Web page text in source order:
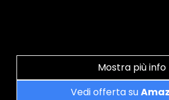
Mostra più info
Vedi offerta su